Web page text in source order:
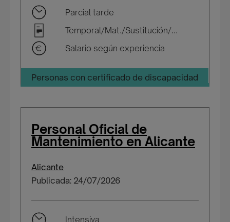
Parcial tarde
Temporal/Mat./Sustitución/...
Salario según experiencia
Personas con certificado de discapacidad
Personal Oficial de
Mantenimiento en Alicante
Alicante
Publicada: 24/07/2026
Intensiva